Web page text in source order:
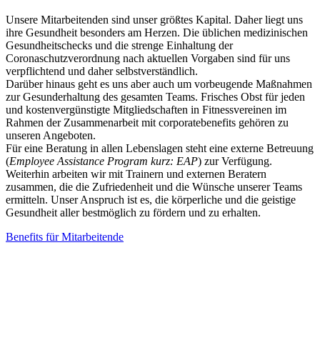
Unsere Mitarbeitenden sind unser größtes Kapital. Daher liegt uns
ihre Gesundheit besonders am Herzen. Die üblichen medizinischen
Gesundheitschecks und die strenge Einhaltung der
Coronaschutzverordnung nach aktuellen Vorgaben sind für uns
verpflichtend und daher selbstverständlich.
Darüber hinaus geht es uns aber auch um vorbeugende Maßnahmen
zur Gesunderhaltung des gesamten Teams. Frisches Obst für jeden
und kostenvergünstigte Mitgliedschaften in Fitnessvereinen im
Rahmen der Zusammenarbeit mit corporatebenefits gehören zu
unseren Angeboten.
Für eine Beratung in allen Lebenslagen steht eine externe Betreuung
(EmployeeAssistance Program kurz: EAP) zur Verfügung.
Weiterhin arbeiten wir mit Trainern und externen Beratern
zusammen, die die Zufriedenheit und die Wünsche unserer Teams
ermitteln. Unser Anspruch ist es, die körperliche und die geistige
Gesundheit aller bestmöglich zu fördern und zu erhalten.
Benefits für Mitarbeitende